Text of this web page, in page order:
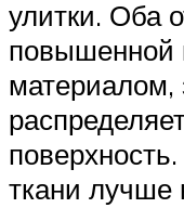
улитки. Оба
повышенной
материалом,
ткани лучше